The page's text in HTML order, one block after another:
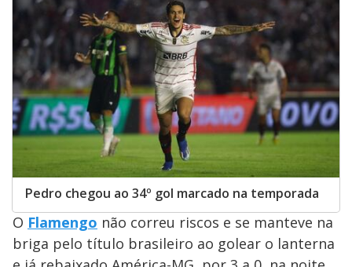
Pedro chegou ao 34º gol marcado na temporada
O Flamengo não correu riscos e se manteve na
briga pelo título brasileiro ao golear o lanterna